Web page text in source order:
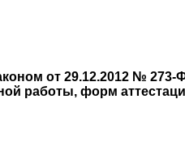
от 29.12.2012 №
работы, форм